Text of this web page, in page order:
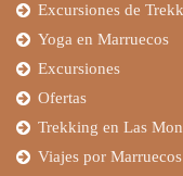
Excursiones de
Yoga en Marruecos
Excursiones
Ofertas
Trekking en Las
Viajes por